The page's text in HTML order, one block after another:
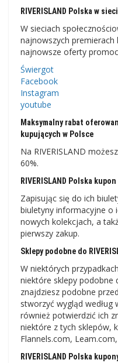
RIVERISLAND Polska w
W sieciach
najnowszych
najnowsze oferty
Świergot
Facebook
Instagram
youtube
Maksymalny rabat
kupujących w Polsce
Na RIVERISLAND
60%.
RIVERISLAND Polska
Zapisując się do ich
biuletyny informacyjne o
nowych kolekcjach, a
pierwszy zakup.
Sklepy podobne do
W niektórych
niektóre sklepy podobne
znajdziesz podobne
stworzyć wygląd według
również potwierdzić ich
niektóre z tych sklepów,
Flannels.com,
RIVERISLAND Polska